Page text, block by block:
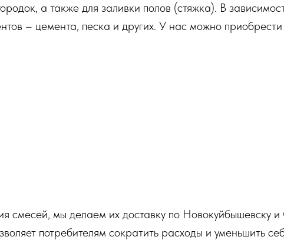
а также для заливки полов (стяжка). В
– цемента, песка и других. У нас можно
смесей, мы делаем их доставку по Новокуйбышевску
потребителям сократить расходы и уменьшить